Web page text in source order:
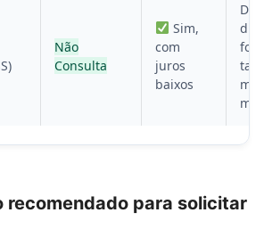
Não
Consulta
Sim,
com
juros
baixos
recomendado para solicitar